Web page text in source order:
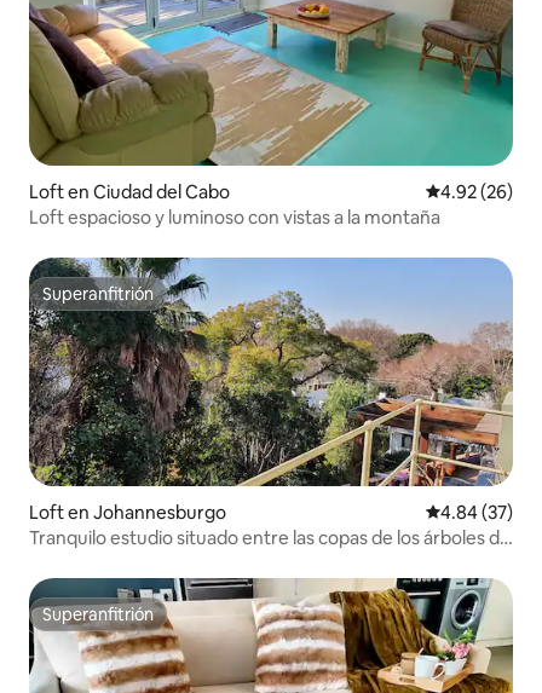
Loft en Ciudad del Cabo Calificación
4.92 (26)
Loft espacioso y luminoso con vistas a la montaña
Superanfitrión
Superanfitrión
Loft en Johannesburgo Calificación
4.84 (37)
Tranquilo estudio situado entre las copas de los árboles de
Superanfitrión
Superanfitrión